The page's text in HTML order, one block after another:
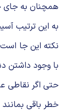
همچنان به جای
به این ترتیب
نكته این جا
با وجود داشتن
حتی اگر نقاطی
خطر باقی